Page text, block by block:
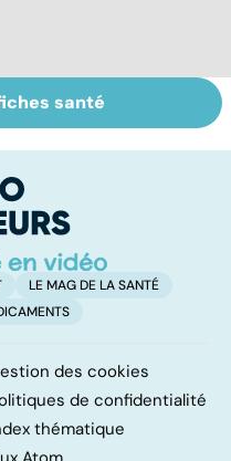
: un suivi
la vie
santé
LE MAG DE LA SANTÉ
des cookies
de confidentialité
thématique